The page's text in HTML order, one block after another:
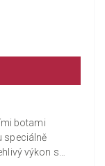
botami
speciálně
výkon s